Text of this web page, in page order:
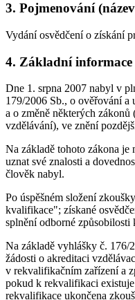
3. Pojmenování
Vydání osvědčení o získání
4. Základní
Dne 1. srpna 2007 nabyl v
179/2006 Sb., o ověřování a
a o změně některých
vzdělávání), ve znění
Na základě tohoto zákona je
uznat své znalosti a
člověk nabyl.
Po úspěšném složení
kvalifikace"; získané
splnění odborné
Na základě vyhlášky č. 176/
žádosti o akreditaci
v rekvalifikačním zařízení a
pokud k rekvalifikaci
rekvalifikace ukončena